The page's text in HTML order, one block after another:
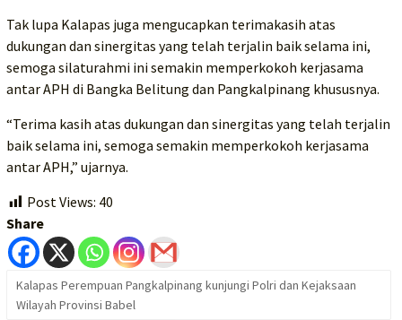
Tak lupa Kalapas juga mengucapkan terimakasih atas
dukungan dan sinergitas yang telah terjalin baik selama ini,
semoga silaturahmi ini semakin memperkokoh kerjasama
antar APH di Bangka Belitung dan Pangkalpinang khususnya.
“Terima kasih atas dukungan dan sinergitas yang telah terjalin
baik selama ini, semoga semakin memperkokoh kerjasama
antar APH,” ujarnya.
Post Views: 40
Share
Kalapas Perempuan Pangkalpinang kunjungi Polri dan Kejaksaan
Wilayah Provinsi Babel